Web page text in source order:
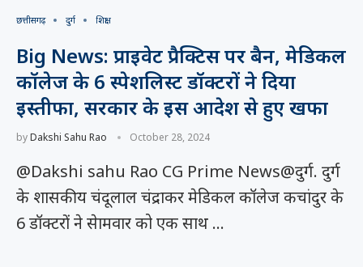
छत्तीसगढ़ दुर्ग शिक्षा
Big News: प्राइवेट प्रैक्टिस पर बैन, मेडिकल
कॉलेज के 6 स्पेशलिस्ट डॉक्टरों ने दिया
इस्तीफा, सरकार के इस आदेश से हुए खफा
byDakshi Sahu Rao October 28, 2024
@Dakshi sahu Rao CG Prime News@दुर्ग. दुर्ग
के शासकीय चंदूलाल चंद्राकर मेडिकल कॉलेज कचांदुर के
6 डॉक्टरों ने सेामवार को एक साथ …